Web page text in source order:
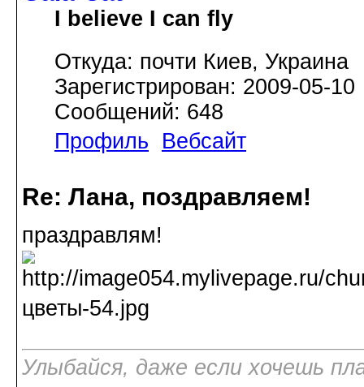
I believe I can fly
Откуда: почти Киев, Украина
Зарегистрирован: 2009-05-10
Сообщений: 648
Профиль
Вебсайт
Re: Лана, поздравляем!
праздравлям!
Улыбайся, даже если хочешь